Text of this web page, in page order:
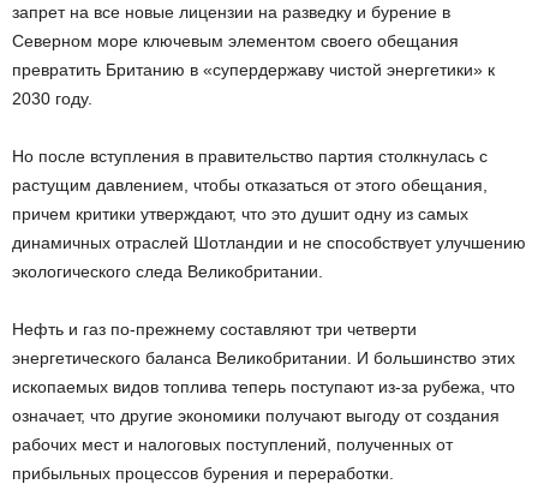
запрет на все новые лицензии на разведку и бурение в
Северном море ключевым элементом своего обещания
превратить Британию в «супердержаву чистой энергетики» к
2030 году.
Но после вступления в правительство партия столкнулась с
растущим давлением, чтобы отказаться от этого обещания,
причем критики утверждают, что это душит одну из самых
динамичных отраслей Шотландии и не способствует улучшению
экологического следа Великобритании.
Нефть и газ по-прежнему составляют три четверти
энергетического баланса Великобритании. И большинство этих
ископаемых видов топлива теперь поступают из-за рубежа, что
означает, что другие экономики получают выгоду от создания
рабочих мест и налоговых поступлений, полученных от
прибыльных процессов бурения и переработки.